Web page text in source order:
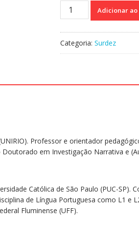
Práticas
da
e
aprendizagens
Adicionar
Categoria: Surdez
Professor e orientador
em Investigação Narrativa e
Católica de São Paulo (PUC-
de Língua Portuguesa como L1
Fluminense (UFF).